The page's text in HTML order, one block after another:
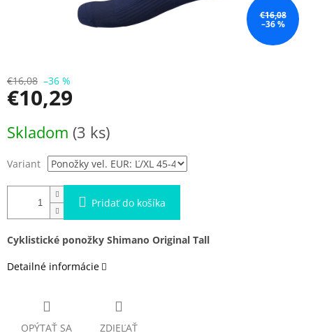
€16,08
–36 %
€16,08 –36 %
€10,29
cena:
Skladom (3 ks)
Variant
Pridať do košíka
Cyklistické ponožky Shimano Original Tall
Detailné informácie
OPÝTAŤ SA ZDIEĽAŤ